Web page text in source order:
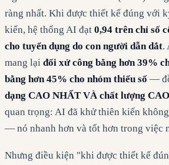
ràng nhất. Khi được thiết kế đúng với
kiến, hệ thống AI đạt 0,94 trên chỉ số
cho tuyển dụng do con người dẫn dắt.
mang lại đối xử công bằng hơn 39%
bằng hơn 45% cho nhóm thiểu số —
dạng CAO NHẤT VÀ chất lượng
quan trọng: AI đã khử thiên kiến
— nó nhanh hơn và tốt hơn trong việc
Nhưng điều kiện "khi được thiết kế